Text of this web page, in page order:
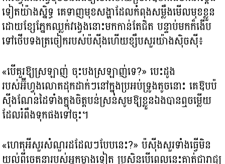
ទៀតយ៉ាងស្និទ្ធ គេទាញមុខសង្ហាដែលកំពុងសម្លឹងមើលមុខខ្លួន
ដោយខ្សែភ្នែកឈ្លក់វង្វេងនោះមកកាន់តែជិត បន្ទាប់មកក៏ងើប
ទៅថើបទងត្រចៀករបស់ប៉ស៊ីងហើយខ្សឹបសួរយ៉ាងស៊ិចស៊ី៖
«បើគួរឱ្យស្រឡាញ់ ចុះបងស្រឡាញ់ទេ?​» បេះដូង
របស់អ៊ីហ្វុងលោតដុកដាក់ៗនៅក្នុងប្រអប់ទ្រូងតូចនោះ គេឱបប៉
ស៊ីងណែនដៃទាំងក្នុងចិត្តបន់ស្រន់សូមឱ្យខ្លួនឯងបានឮចម្លើយ
ដែលរំពឹងទុកផងទៅចុះ។
«ហេតុអីសួរសំណួរដដែលៗបែបនេះ?​» ប៉ស៊ីងសួរទាំងធ្វើមិន
យល់ពីចេតនារបស់អ្នកម្ខាងទៀត ប្រសិនបើពេលនេះគាត់ជារាជ្យ